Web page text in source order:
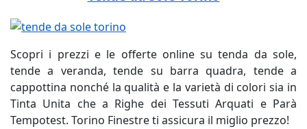
Scopri i prezzi e le offerte online su tenda da sole,
tende a veranda, tende su barra quadra, tende a
cappottina nonché la qualità e la varietà di colori sia in
Tinta Unita che a Righe dei Tessuti Arquati e Parà
Tempotest. Torino Finestre ti assicura il miglio prezzo!